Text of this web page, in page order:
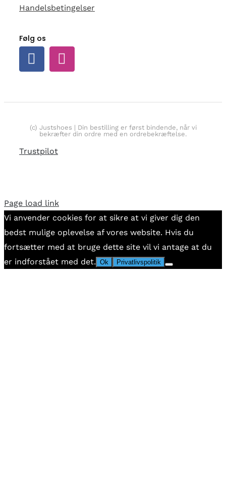
Handelsbetingelser
Følg os
(c) Justshoes | Din bestilling er først bindende, når vi
bekræfter din ordre med en ordrebekræftelse.
Trustpilot
Page load link
Vi anvender cookies for at sikre at vi giver dig den
bedst mulige oplevelse af vores website. Hvis du
fortsætter med at bruge dette site vil vi antage at du
er indforstået med det. Ok Privatlivspolitik